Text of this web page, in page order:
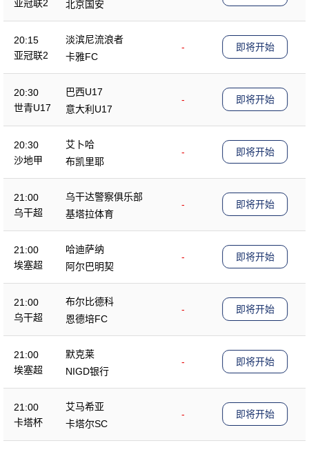
亚冠联2
北京国安
20:15
亚冠联2
淡滨尼流浪者
-
卡雅FC
即将开始
20:30
世青U17
巴西U17
-
意大利U17
即将开始
20:30
沙地甲
艾卜哈
-
布凯里耶
即将开始
21:00
乌干超
乌干达警察俱乐部
-
基塔拉体育
即将开始
21:00
埃塞超
哈迪萨纳
-
阿尔巴明契
即将开始
21:00
乌干超
布尔比德科
-
恩德培FC
即将开始
21:00
埃塞超
默克莱
-
NIGD银行
即将开始
21:00
卡塔杯
艾马希亚
-
卡塔尔SC
即将开始